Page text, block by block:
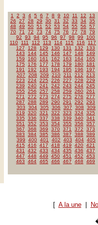
1 2 3 4 5 6 7 8 9 10 11 12
13
26
27 28 29 30 31 32 33 34 35
48
49 50 51 52 53 54 55 56
57
70 71 72 73 74 75 76 77 78
79
92
93 94 95 96 97 98 99
100
110
111 112 113 114 115 116
117
127
128 129 130 131 132
133
143
144 145 146 147 148
149
159
160 161 162 163 164
165
175
176 177 178 179 180
181
191
192 193 194 195 196
197
207
208 209 210 211 212
213
223
224 225 226 227 228
229
239
240 241 242 243 244 245
255
256 257 258 259 260 261
271
272 273 274 275 276
277
287
288 289 290 291 292
293
303
304 305 306 307 308
309
319
320 321 322 323 324 325
335
336 337 338 339 340 341
351
352 353 354 355 356
357
367
368 369 370 371 372
373
383
384 385 386 387 388
389
399
400 401 402 403 404 405
415
416 417 418 419 420 421
431
432 433 434 435 436
437
447
448 449 450 451 452
453
463
464 465 466 467 468 469
[ A la une|